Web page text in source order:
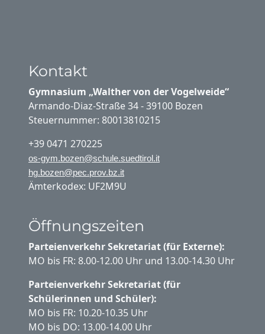
Kontakt
Gymnasium „Walther von der Vogelweide“
Armando-Diaz-Straße 34 - 39100 Bozen
Steuernummer: 80013810215
+39 0471 270225
os-gym.bozen@schule.suedtirol.it
hg.bozen@pec.prov.bz.it
Ämterkodex: UF2M9U
Öffnungszeiten
Parteienverkehr Sekretariat (für Externe):
MO bis FR: 8.00-12.00 Uhr und 13.00-14.30 Uhr
Parteienverkehr Sekretariat (für
Schülerinnen und Schüler):
MO bis FR: 10.20-10.35 Uhr
MO bis DO: 13.00-14.00 Uhr